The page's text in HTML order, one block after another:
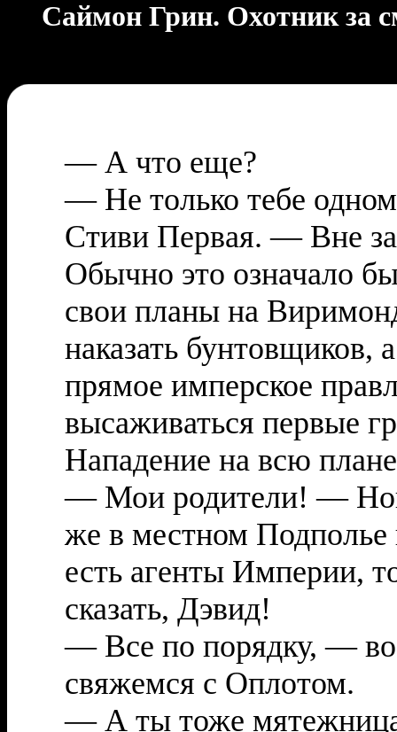
Саймон Грин. Охотник за
— А что еще?
— Не только тебе
Стиви Первая. — Вне
Обычно это означало
свои планы на
наказать
прямое имперское
высаживаться первые
Нападение на всю
— Мои родители! —
же в местном
есть агенты Империи,
сказать, Дэвид!
— Все по порядку, —
свяжемся с Оплотом.
— А ты тоже